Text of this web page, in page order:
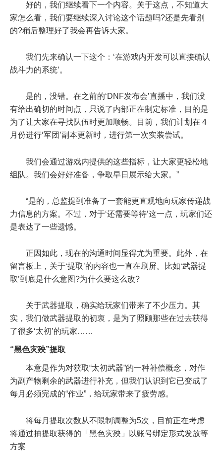
好的，我们继续看下一个内容。关于这点，不知道大
家怎么看，我们要继续深入讨论这个话题吗?还是先看别
的?稍后整理好了我会再告诉大家。
我们先来确认一下这个：‘在游戏内开发可以直接确认
战斗力的系统’。
是的，没错。在之前的‘DNF发布会’直播中，我们没
有给出确切的时间点，只说了内部正在制定标准，目的是
为了让大家在寻找队伍时更加顺畅。目前，我们计划在 4
月份进行‘军团’副本更新时，进行第一次实装尝试。
我们会通过游戏内提供的这些指标，让大家更轻松地
组队。我们会好好准备，争取早日展示给大家。”
“是的，总监提到准备了一套能更直观地向玩家传递战
力信息的方案。不过，对于‘还需要等待’这一点，玩家们还
是表达了一些遗憾。
正因如此，现在的沟通时间显得尤为重要。此外，在
留言板上，关于‘提取’的内容也一直在刷屏。比如‘武器提
取’到底是什么意图?为什么要这么改?
关于武器提取，确实给玩家们带来了不少压力。其
实，我们做武器提取的初衷，是为了照顾那些在过去获得
了很多‘太初’的玩家……
“黑色灾殃”提取
本意是作为对获取“太初武器”的一种补偿概念，对作
为副产物剩余的武器进行补充，但我们认识到它已变成了
每月必须完成的“作业”，给玩家带来了疲劳感。
将每月提取次数从不限制调整为5次，目前正在考虑
将通过抽提取获得的「黑色灾殃」以账号绑定形式发放等
方案